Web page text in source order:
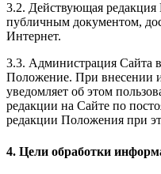
3.2. Действующая
публичным документом,
Интернет.
3.3. Администрация Сайта
Положение. При внесении
уведомляет об этом
редакции на Сайте по
редакции Положения при
4. Цели обработки